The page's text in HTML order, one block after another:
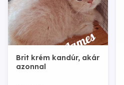
Brit krém kandúr, akár
azonnal